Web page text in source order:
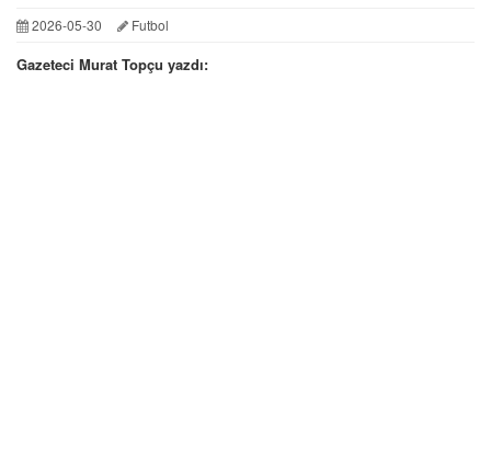
2026-05-30 Futbol
Gazeteci Murat Topçu yazdı: